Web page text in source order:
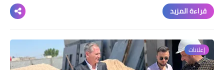
قراءة المزيد
إعلانات